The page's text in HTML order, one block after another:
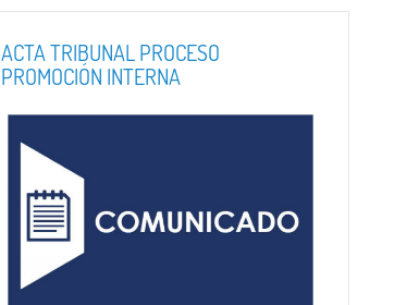
ACTA TRIBUNAL PROCESO
PROMOCIÓN INTERNA